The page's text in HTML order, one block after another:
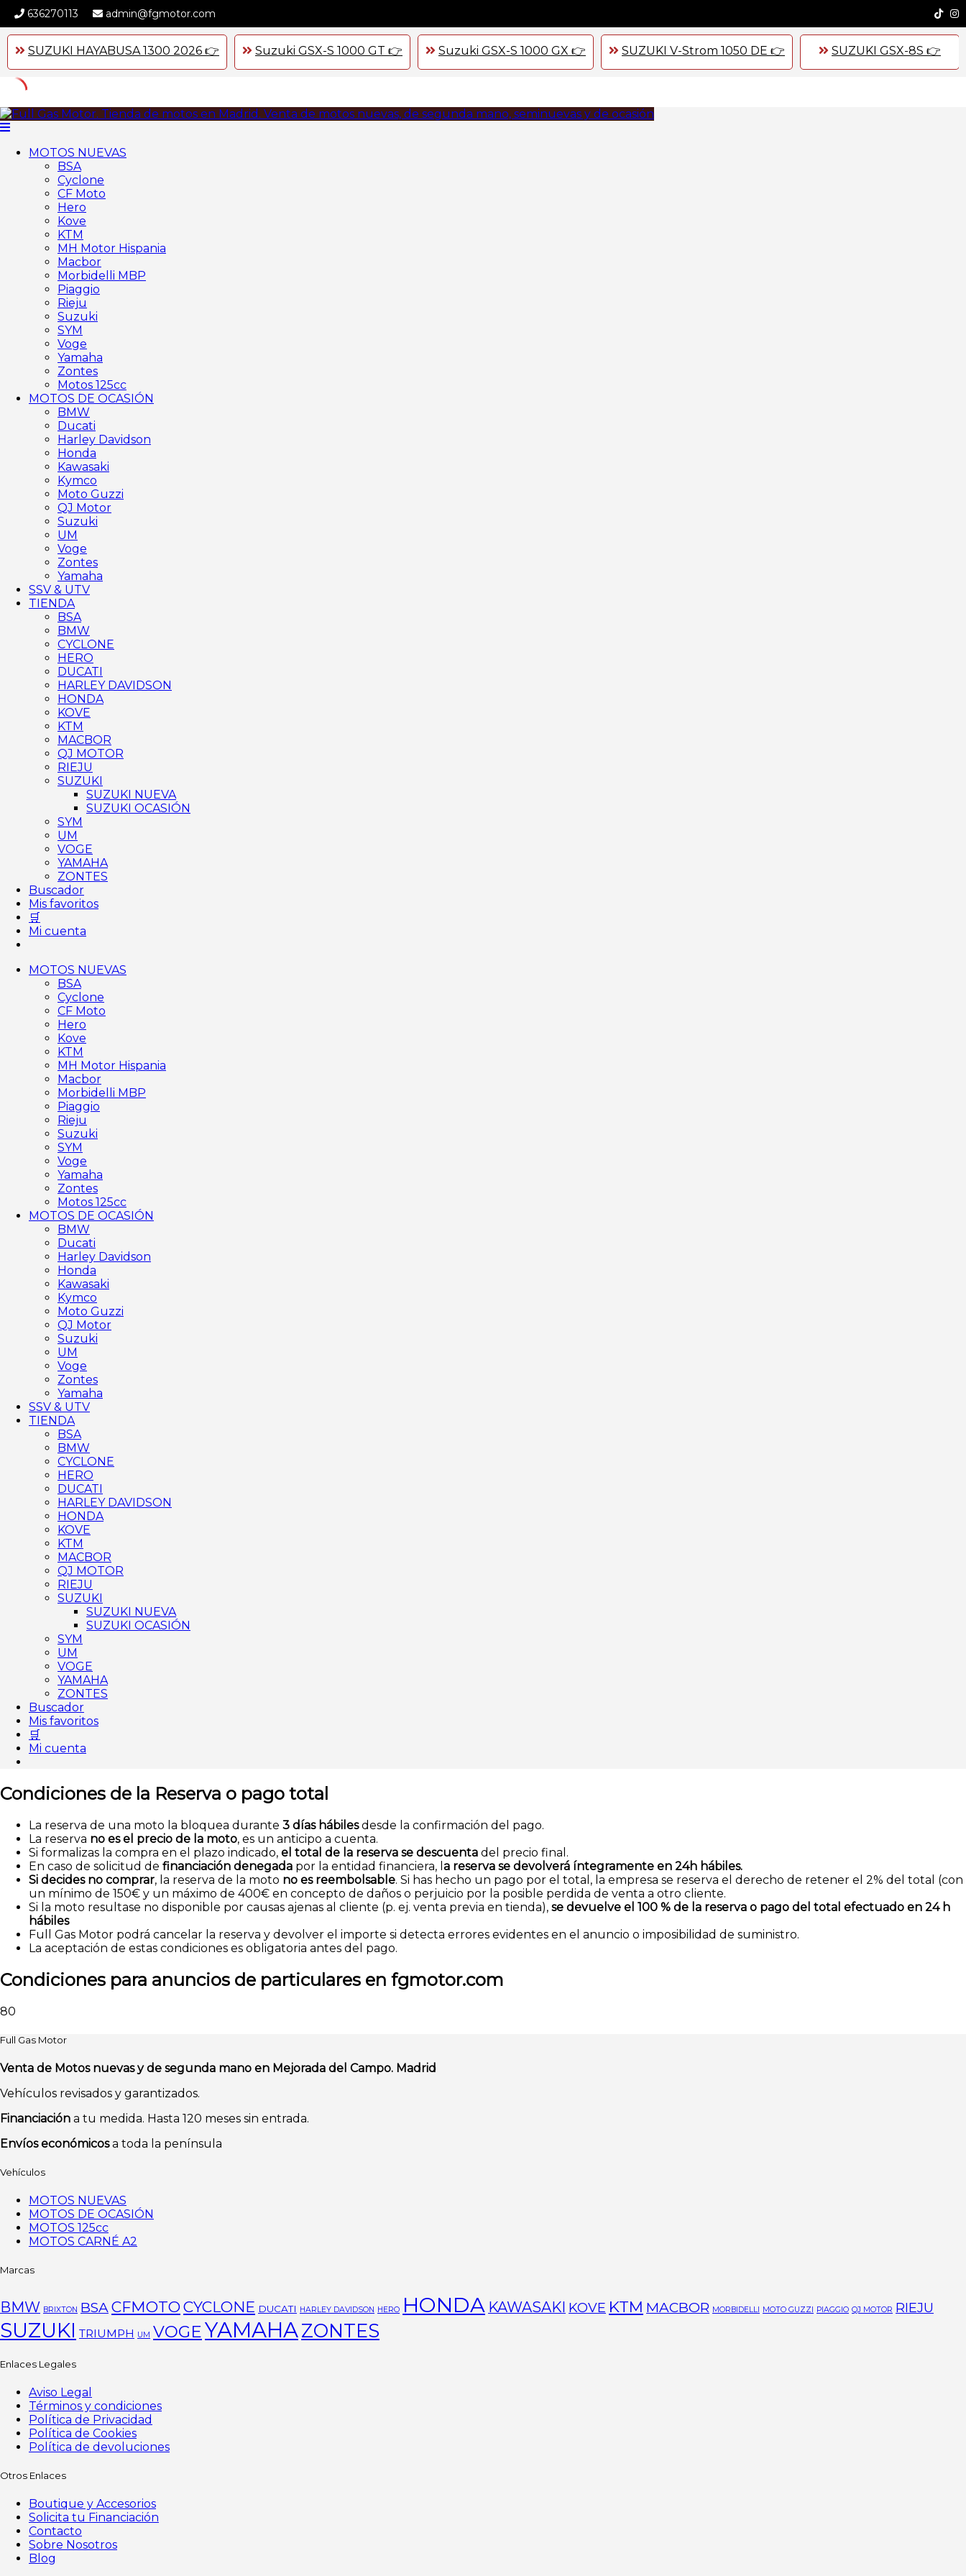
636270113 admin@fgmotor.com
SUZUKI HAYABUSA 1300 2026 👉 Suzuki GSX-S 1000 GT 👉 Suzuki GSX-S 1000 GX 👉 SUZUKI V-Strom 1050 DE 👉 SUZUKI GSX-8S 👉
Skip
to
MOTOS NUEVAS
BSA
Cyclone
CF Moto
Hero
Kove
KTM
MH Motor Hispania
Macbor
Morbidelli MBP
Piaggio
Rieju
Suzuki
SYM
Voge
Yamaha
Zontes
Motos 125cc
MOTOS DE OCASIÓN
BMW
Ducati
Harley Davidson
Honda
Kawasaki
Kymco
Moto Guzzi
QJ Motor
Suzuki
UM
Voge
Zontes
Yamaha
SSV & UTV
TIENDA
BSA
BMW
CYCLONE
HERO
DUCATI
HARLEY DAVIDSON
HONDA
KOVE
KTM
MACBOR
QJ MOTOR
RIEJU
SUZUKI
SUZUKI NUEVA
SUZUKI OCASIÓN
SYM
UM
VOGE
YAMAHA
ZONTES
Buscador
Mis favoritos
🛒
Mi cuenta
MOTOS NUEVAS
BSA
Cyclone
CF Moto
Hero
Kove
KTM
MH Motor Hispania
Macbor
Morbidelli MBP
Piaggio
Rieju
Suzuki
SYM
Voge
Yamaha
Zontes
Motos 125cc
MOTOS DE OCASIÓN
BMW
Ducati
Harley Davidson
Honda
Kawasaki
Kymco
Moto Guzzi
QJ Motor
Suzuki
UM
Voge
Zontes
Yamaha
SSV & UTV
TIENDA
BSA
BMW
CYCLONE
HERO
DUCATI
HARLEY DAVIDSON
HONDA
KOVE
KTM
MACBOR
QJ MOTOR
RIEJU
SUZUKI
SUZUKI NUEVA
SUZUKI OCASIÓN
SYM
UM
VOGE
YAMAHA
ZONTES
Buscador
Mis favoritos
🛒
Mi cuenta
Condiciones de la Reserva o pago total
La reserva de una moto la bloquea durante 3 días hábilesdesde la confirmación del pago.
La reserva no es el precio de la moto, es un anticipo a cuenta.
Si formalizas la compra en el plazo indicado, el total de la reserva se descuenta del precio final.
En caso de solicitud de financiación denegada por la entidad financiera, l a reserva se devolverá íntegramente en 24h hábiles.
Si decides no comprar, la reserva de la moto no es reembolsable. Si has hecho un pago por el total, la empresa se reserva el derecho de retener el 2% del total (con
un mínimo de 150€ y un máximo de 400€ en concepto de daños o perjuicio por la posible perdida de venta a otro cliente.
Si la moto resultase no disponible por causas ajenas al cliente (p. ej. venta previa en tienda), se devuelve el 100 % de la reserva o pago del total efectuado en 24 h
hábiles
Full Gas Motor podrá cancelar la reserva y devolver el importe si detecta errores evidentes en el anuncio o imposibilidad de suministro.
La aceptación de estas condiciones es obligatoria antes del pago.
Condiciones para anuncios de particulares en fgmotor.com
80
Full Gas Motor
Venta de Motos nuevas y de segunda mano en Mejorada del Campo. Madrid
Vehículos revisados y garantizados.
Financiación a tu medida. Hasta 120 meses sin entrada.
Envíos económicosa toda la península
Vehículos
MOTOS NUEVAS
MOTOS DE OCASIÓN
MOTOS 125cc
MOTOS CARNÉ A2
Marcas
BMW BRIXTON BSACFMOTOCYCLONE DUCATI HARLEY DAVIDSON HERO HONDA KAWASAKI KOVE KTM MACBOR MORBIDELLI MOTO GUZZI PIAGGIO QJ MOTOR RIEJU
SUZUKI TRIUMPH UM VOGEYAMAHAZONTES
Enlaces Legales
Aviso Legal
Términos y condiciones
Política de Privacidad
Política de Cookies
Política de devoluciones
Otros Enlaces
Boutique y Accesorios
Solicita tu Financiación
Contacto
Sobre Nosotros
Blog